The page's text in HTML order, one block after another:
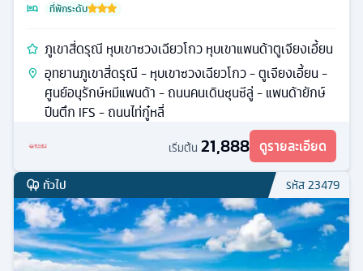
ที่พักระดับ
ภูเขาสี่ดรุณี หุบเขาซวงเฉียวโกว หุบเขาแพนด้าตูเจียงเอี้ยน
อุทยานภูเขาสี่ดรุณี - หุบเขาซวงเฉียวโกว - ตูเจียงเอี้ยน -
ศูนย์อนุรักษ์หมีแพนด้า - ถนนคนเดินซุนซีลู่ - แพนด้ายักษ์
ปีนตึก IFS - ถนนไท่กู๋หลี่
เริ่มต้น 21,888 ดูรายละเอียด
ทั่วไป รหัส23479